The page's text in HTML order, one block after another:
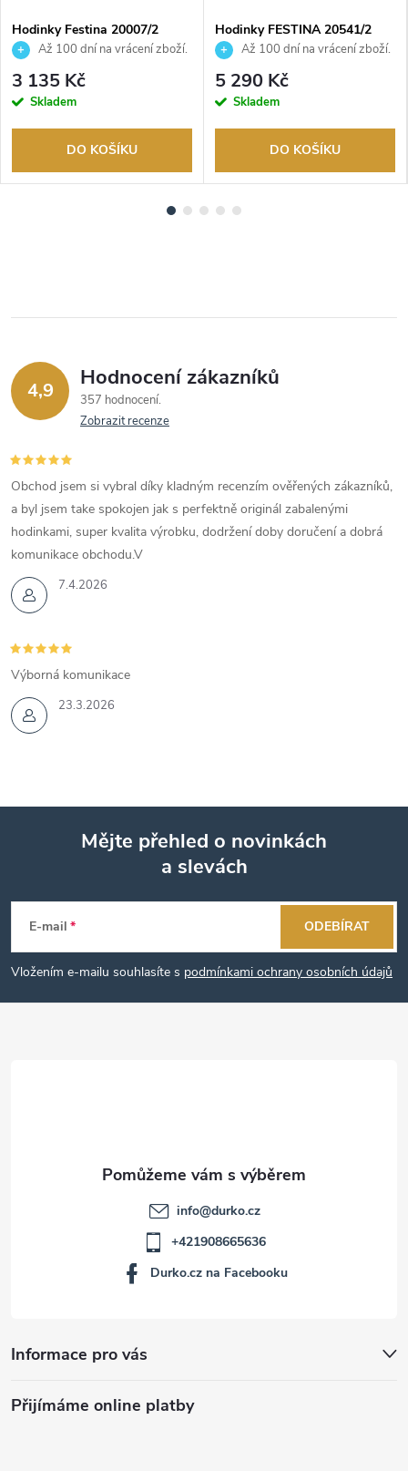
Hodinky Festina 20007/2
Až 100 dní na vrácení zboží.
Autorizovaný prodejce.
3 135 Kč
Skladem
DO KOŠÍKU
Hodinky FESTINA 20541/2
Až 100 dní na vrácení zboží.
Autorizovaný prodejce.
5 290 Kč
Skladem
DO KOŠÍKU
4,9 Hodnocení zákazníků
357 hodnocení
Zobrazit recenze
7.4.2026
Obchod jsem si vybral díky kladným recenzím ověřených zákazníků,
a byl jsem take spokojen jak s perfektně originál zabalenými
hodinkami, super kvalita výrobku, dodržení doby doručení a dobrá
komunikace obchodu.V
23.3.2026
Výborná komunikace
p
a
Mějte přehled o novinkách
a slevách
E-mail
Vložením e-mailu souhlasíte s podmínkami ochrany osobních údajů
ODEBÍRAT
Informace pro vás
Přijímáme online platby
info@durko.cz
+421908665636
Durko.cz na Facebooku